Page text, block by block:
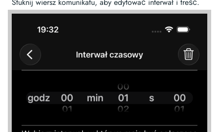
Stuknij wiersz komunikatu, aby edytować interwał i treść.